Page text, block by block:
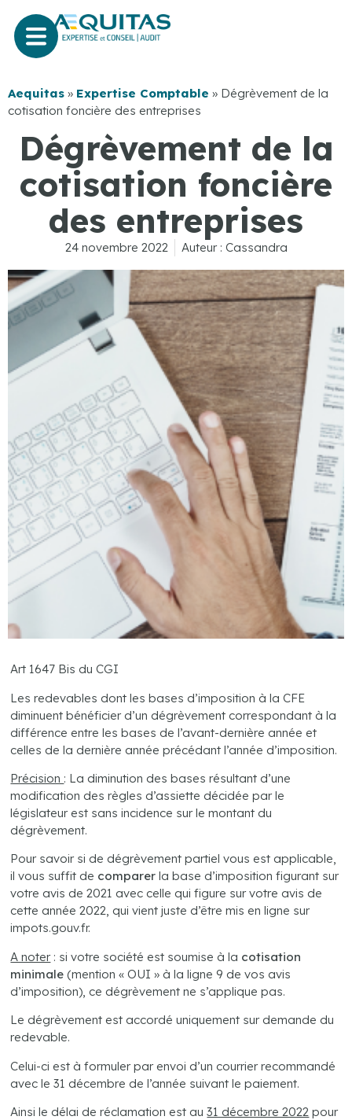
Aequitas » Expertise Comptable » Dégrèvement de la
cotisation foncière des entreprises
Dégrèvement de la
cotisation foncière
des entreprises
24 novembre 2022 Auteur : Cassandra
Art 1647 Bis du CGI
Les redevables dont les bases d’imposition à la CFE
diminuent bénéficier d’un dégrèvement correspondant à la
différence entre les bases de l’avant-dernière année et
celles de la dernière année précédant l’année d’imposition.
Précision : La diminution des bases résultant d’une
modification des règles d’assiette décidée par le
législateur est sans incidence sur le montant du
dégrèvement.
Pour savoir si de dégrèvement partiel vous est applicable,
il vous suffit de comparer la base d’imposition figurant sur
votre avis de 2021 avec celle qui figure sur votre avis de
cette année 2022, qui vient juste d’être mis en ligne sur
impots.gouv.fr.
A noter: si votre société est soumise à la cotisation
minimale (mention « OUI » à la ligne 9 de vos avis
d’imposition), ce dégrèvement ne s’applique pas.
Le dégrèvement est accordé uniquement sur demande du
redevable.
Celui-ci est à formuler par envoi d’un courrier recommandé
avec le 31 décembre de l’année suivant le paiement.
Ainsi le délai de réclamation est au31 décembre 2022 pour